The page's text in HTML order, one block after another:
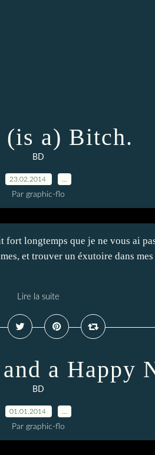
(is a) Bitch.
BD
23.02.2014
Par graphic-flo
longtemps que je ne vous ai
et trouver un éxutoire dans
Lire la suite
a Happy
BD
01.01.2014
Par graphic-flo